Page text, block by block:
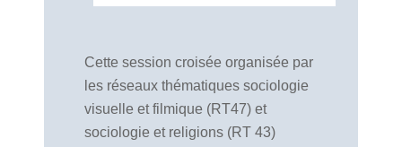
Cette session croisée organisée par
les réseaux thématiques sociologie
visuelle et filmique (RT47) et
sociologie et religions (RT 43)